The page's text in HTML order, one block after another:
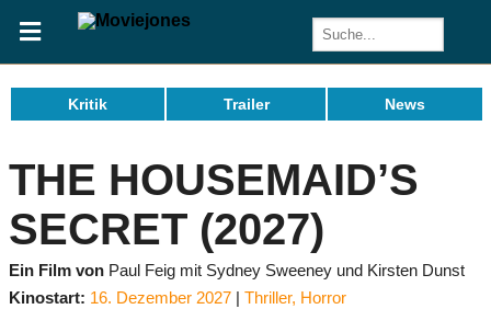
Kritik Trailer News
THE HOUSEMAID’S
SECRET (2027)
Ein Film von Paul Feig mit Sydney Sweeney und Kirsten Dunst
Kinostart: 16. Dezember 2027 Thriller, Horror